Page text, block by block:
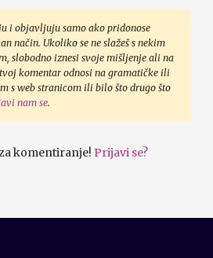
i objavljuju samo ako pridonose
način. Ukoliko se ne slažeš s nekim
slobodno iznesi svoje mišljenje ali na
komentar odnosi na gramatičke ili
s web stranicom ili bilo što drugo što
nam se.
komentiranje! Prijavi se?